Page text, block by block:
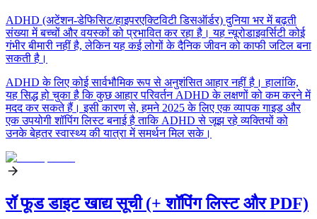
ADHD (अटेंशन-डेफिसिट/हाइपरएक्टिविटी डिसऑर्डर) दुनिया भर में बढ़ती
संख्या में बच्चों और वयस्कों को प्रभावित कर रहा है। यह न्यूरोडाइवर्सिटी कोई
गंभीर बीमारी नहीं है, लेकिन यह कई लोगों के दैनिक जीवन को काफी जटिल बना
सकती है।
ADHD के लिए कोई सार्वभौमिक रूप से अनुशंसित आहार नहीं है। हालांकि,
यह सिद्ध हो चुका है कि कुछ आहार परिवर्तन ADHD के लक्षणों को कम करने में
मदद कर सकते हैं। इसी कारण से, हमने 2025 के लिए एक व्यापक गाइड और
एक उपयोगी शॉपिंग लिस्ट बनाई है ताकि ADHD से जूझ रहे व्यक्तियों को
उनके बेहतर स्वास्थ्य की यात्रा में समर्थन मिल सके।
रॉ फूड डाइट खाद्य सूची (+ शॉपिंग लिस्ट और PDF)